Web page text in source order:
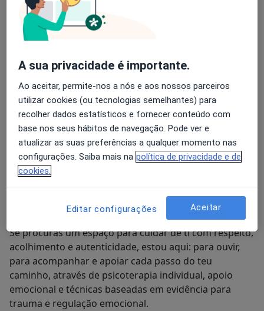
Acredito que todos merecem um espaço seguro onde
possam ser ouvidos de verdade, sem precisar fingir
respirar, abrandar e olhar para dentro com
compaixão, reconhecendo os próprios sentimentos
sem julgamento.
Cada pequeno passo pode representar uma mudança
significativa. Por isso, acompanho-te no teu ritmo,
com empatia, presença e escuta ativa, ajudando-te a
compreender melhor o que sentes, a lidar com o
Se procuras um espaço para cuidar de ti com respeito,
acolhimento e autenticidade, estou aqui: para ouvir,
para acompanhar e apoiar cada passo do teu
caminho, através de psicoterapia individual, apoio
emocional e técnicas baseadas em evidência para
trauma e regulação emocional.
A sua privacidade é importante.
Ao aceitar, permite-nos a nós e aos nossos parceiros
utilizar cookies (ou tecnologias semelhantes) para
recolher dados estatísticos e fornecer conteúdo com
base nos seus hábitos de navegação. Pode ver e
atualizar as suas preferências a qualquer momento nas
configurações. Saiba mais na política de privacidade e de
cookies.
Editar configurações Aceitar